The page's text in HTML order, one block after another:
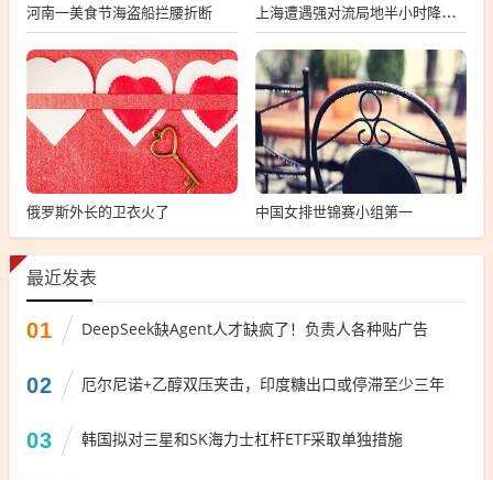
河南一美食节海盗船拦腰折断 上海遭遇强对流局地半小时降温13℃
俄罗斯外长的卫衣火了 中国女排世锦赛小组第一
最近发表
01 DeepSeek缺Agent人才缺疯了！负责人各种贴广告
02 厄尔尼诺+乙醇双压夹击，印度糖出口或停滞至少三年
03 韩国拟对三星和SK海力士杠杆ETF采取单独措施